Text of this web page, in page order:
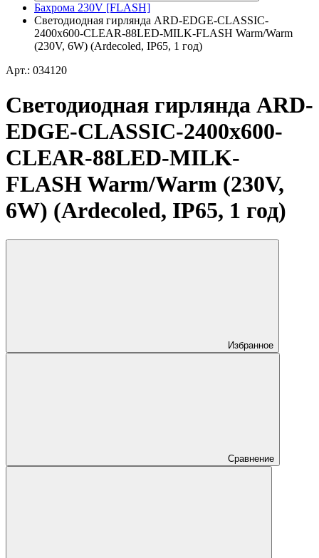
Бахрома 230V [FLASH]
Светодиодная гирлянда ARD-EDGE-CLASSIC-
2400x600-CLEAR-88LED-MILK-FLASH Warm/Warm
(230V, 6W) (Ardecoled, IP65, 1 год)
Арт.: 034120
Светодиодная гирлянда ARD-
EDGE-CLASSIC-2400x600-
CLEAR-88LED-MILK-
FLASH Warm/Warm (230V,
6W) (Ardecoled, IP65, 1 год)
Избранное
Сравнение